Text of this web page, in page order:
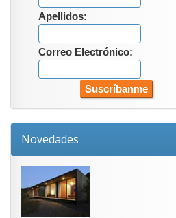
Apellidos:
Correo Electrónico:
Novedades